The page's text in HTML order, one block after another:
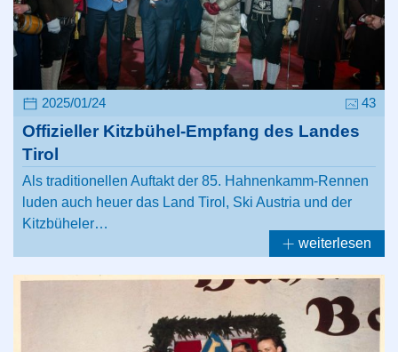
2025/01/24 43
Offizieller Kitzbühel-Empfang des Landes
Tirol
Als traditionellen Auftakt der 85. Hahnenkamm-Rennen
luden auch heuer das Land Tirol, Ski Austria und der
Kitzbüheler…
weiterlesen